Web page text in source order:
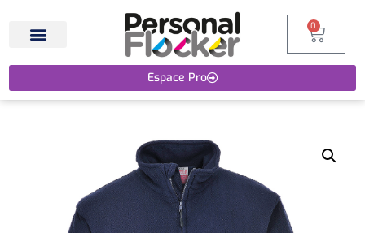
Espace Pro
0